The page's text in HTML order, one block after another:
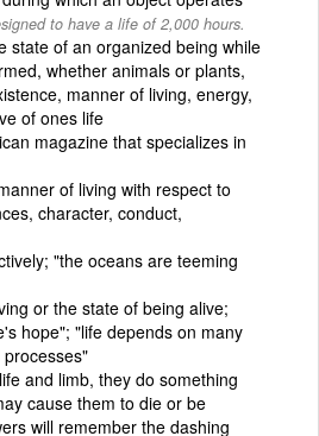
to have a life of 2,000 hours.
state of an organized being while
whether animals or plants,
manner of living, energy,
of ones life
magazine that specializes in
of living with respect to
character, conduct,
"the oceans are teeming
or the state of being alive;
hope"; "life depends on many
and limb, they do something
cause them to die or be
will remember the dashing